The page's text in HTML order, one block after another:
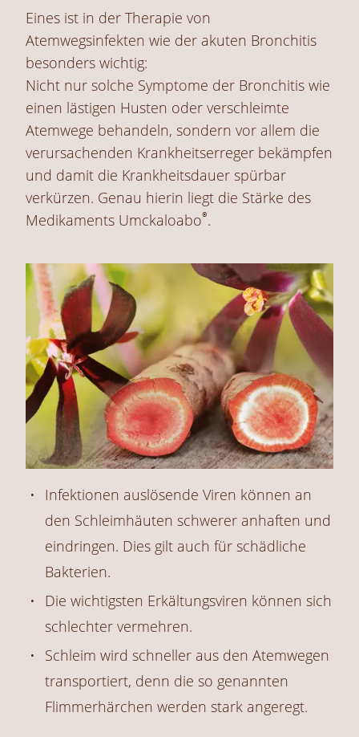
Eines ist in der Therapie von
Atemwegsinfekten wie der akuten Bronchitis
besonders wichtig:
Nicht nur solche Symptome der Bronchitis wie
einen lästigen Husten oder verschleimte
Atemwege behandeln, sondern vor allem die
verursachenden Krankheitserreger bekämpfen
und damit die Krankheitsdauer spürbar
verkürzen. Genau hierin liegt die Stärke des
Medikaments Umckaloabo®.
Infektionen auslösende Viren können an
den Schleimhäuten schwerer anhaften und
eindringen. Dies gilt auch für schädliche
Bakterien.
Die wichtigsten Erkältungsviren können sich
schlechter vermehren.
Schleim wird schneller aus den Atemwegen
transportiert, denn die so genannten
Flimmerhärchen werden stark angeregt.